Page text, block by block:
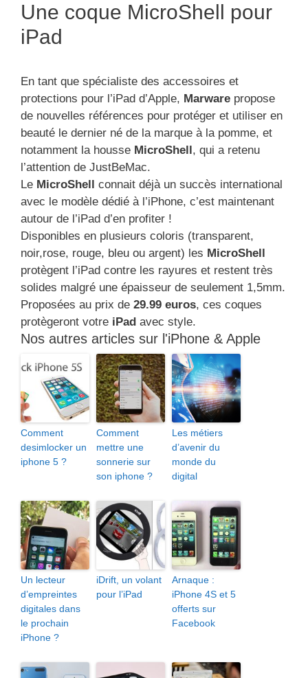
Une coque MicroShell pour
iPad
En tant que spécialiste des accessoires et
protections pour l’iPad d’Apple, Marware propose
de nouvelles références pour protéger et utiliser en
beauté le dernier né de la marque à la pomme, et
notamment la housse MicroShell , qui a retenu
l’attention de JustBeMac.
Le MicroShell
connait déjà un succès international
avec le modèle dédié à l’iPhone, c’est maintenant
autour de l’iPad d’en profiter !
Disponibles en plusieurs coloris (transparent,
noir,rose, rouge, bleu ou argent) les MicroShell
protègent l’iPad contre les rayures et restent très
solides malgré une épaisseur de seulement 1,5mm.
Proposées au prix de 29.99 euros, ces coques
protègeront votre iPad avec style.
Nos autres articles sur l'iPhone & Apple
Comment
desimlocker un
iphone 5 ?
Comment
mettre une
sonnerie sur
son iphone ?
Les métiers
d’avenir du
monde du
digital
Un lecteur
d’empreintes
digitales dans
le prochain
iPhone ?
iDrift, un volant
pour l’iPad
Arnaque :
iPhone 4S et 5
offerts sur
Facebook